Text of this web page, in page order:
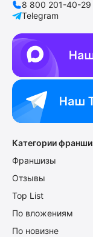
8 800 201-40-29
Telegram
Категории
Франшизы
Отзывы
Top List
По вложениям
По новизне